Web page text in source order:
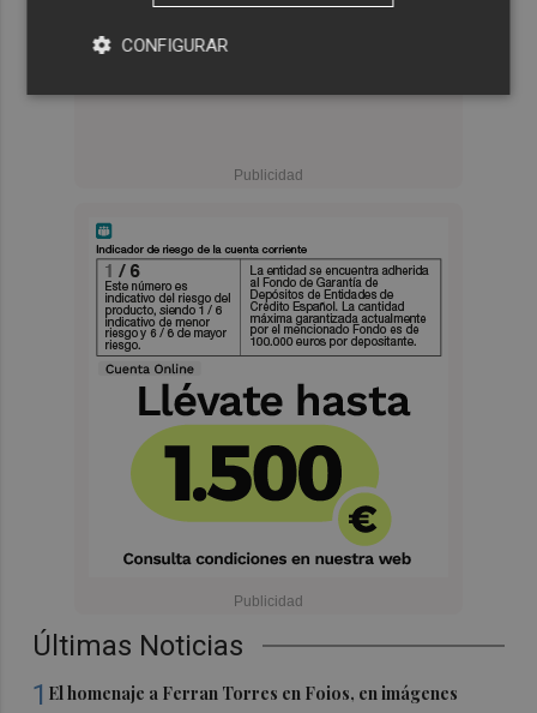
Últimas Noticias
1 El homenaje a Ferran Torres en Foios, en imágenes
CONFIGURAR